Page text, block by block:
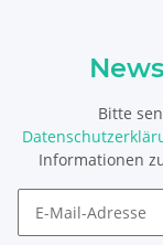
Bitte
Informationen